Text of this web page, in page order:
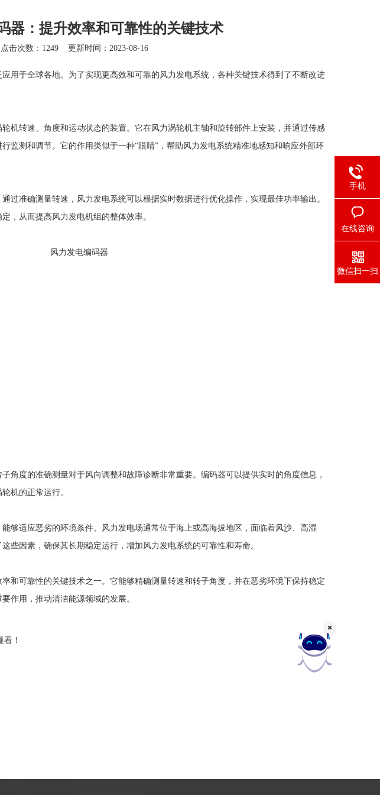
器：提升效率和可靠性的关键技术
点击次数：1249 更新时间：2023-08-16
于全球各地。为了实现更高效和可靠的风力发电系统，各种关键技术得到了不断改进
机转速、角度和运动状态的装置。它在风力涡轮机主轴和旋转部件上安装，并通过传感
监测和调节。它的作用类似于一种“眼睛”，帮助风力发电系统精准地感知和响应外部环
准确测量转速，风力发电系统可以根据实时数据进行优化操作，实现最佳功率输出。
，从而提高风力发电机组的整体效率。
度的准确测量对于风向调整和故障诊断非常重要。编码器可以提供实时的角度信息，
机的正常运行。
适应恶劣的环境条件。风力发电场通常位于海上或高海拔地区，面临着风沙、高湿
些因素，确保其长期稳定运行，增加风力发电系统的可靠性和寿命。
和可靠性的关键技术之一。它能够精确测量转速和转子角度，并在恶劣环境下保持稳定
作用，推动清洁能源领域的发展。
！
手机
在线咨询
微信扫一扫